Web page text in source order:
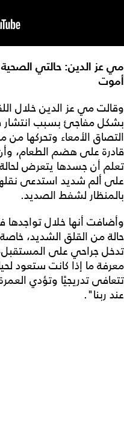
مي عز الدين: حالتي
أموت
وقالت مي عز الدين خلال
بشكل مفاجئ بسبب انتشار
التصاق الأمعاء وتحركها من
قادرة على هضم الطعام،
تعلم أن جسدها يتعرض
على ألم شديد استدعى
بالمنظار لشفط الصديد.
وأضافت أنها خلال تواجدها
حالة من القلق الشديد،
تدخل جراحي على
معرفة ما إذا كانت ستعود
تتعافى تدريجيًا وتؤدي
عند ربنا".